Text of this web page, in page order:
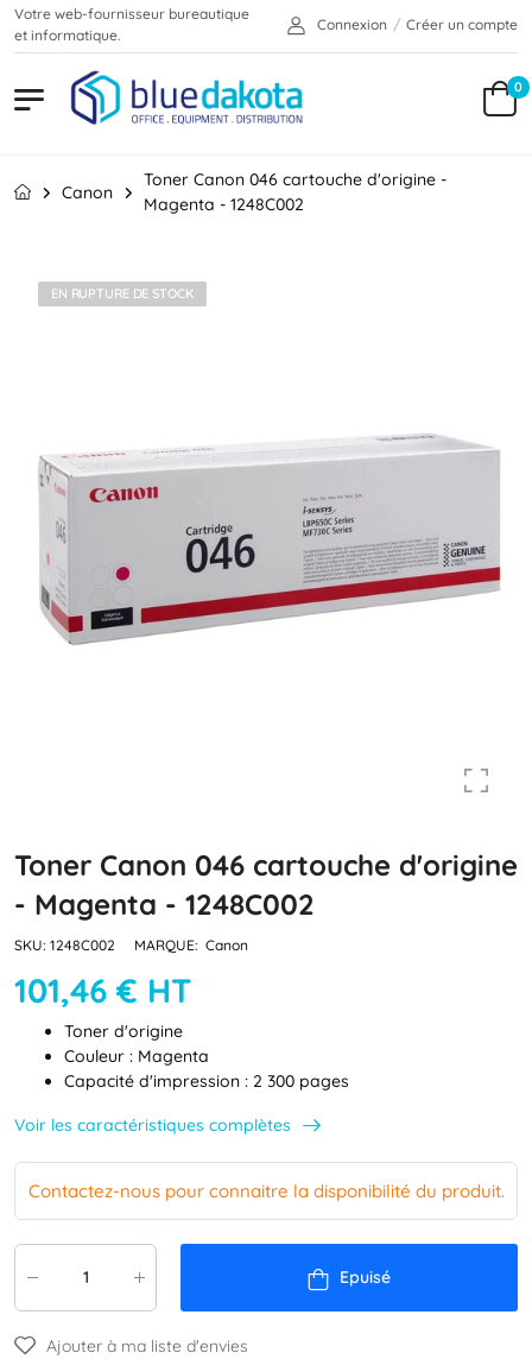
Votre web-fournisseur bureautique
et informatique.
Connexion / Créer un compte
0
Canon
Toner Canon 046 cartouche d'origine -
Magenta - 1248C002
EN RUPTURE DE STOCK
Toner Canon 046 cartouche d'origine
- Magenta - 1248C002
SKU: 1248C002 MARQUE: Canon
101,46 € HT
Toner d'origine
Couleur : Magenta
Capacité d'impression : 2 300 pages
Voir les caractéristiques complètes
Contactez-nous pour connaitre la disponibilité du produit.
Epuisé
Ajouter à ma liste d'envies